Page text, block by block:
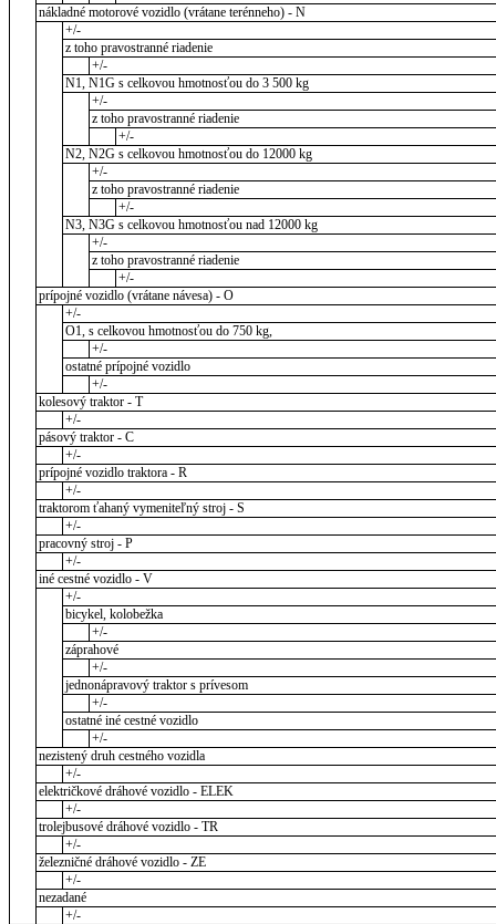
nákladné motorové vozidlo (vrátane terénneho) - N
+/-
z toho pravostranné riadenie
+/-
N1, N1G s celkovou hmotnosťou do 3 500 kg
+/-
z toho pravostranné riadenie
+/-
N2, N2G s celkovou hmotnosťou do 12000 kg
+/-
z toho pravostranné riadenie
+/-
N3, N3G s celkovou hmotnosťou nad 12000 kg
+/-
z toho pravostranné riadenie
+/-
prípojné vozidlo (vrátane návesa) - O
+/-
O1, s celkovou hmotnosťou do 750 kg,
+/-
ostatné prípojné vozidlo
+/-
kolesový traktor - T
+/-
pásový traktor - C
+/-
prípojné vozidlo traktora - R
+/-
traktorom ťahaný vymeniteľný stroj - S
+/-
pracovný stroj - P
+/-
iné cestné vozidlo - V
+/-
bicykel, kolobežka
+/-
záprahové
+/-
jednonápravový traktor s prívesom
+/-
ostatné iné cestné vozidlo
+/-
nezistený druh cestného vozidla
+/-
električkové dráhové vozidlo - ELEK
+/-
trolejbusové dráhové vozidlo - TR
+/-
železničné dráhové vozidlo - ZE
+/-
nezadané
+/-